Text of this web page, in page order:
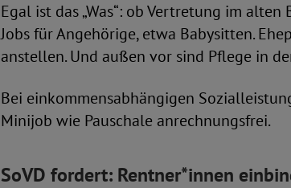
Egal ist das „Was“: ob Vertretung im
Jobs für Angehörige, etwa Babysitten.
anstellen. Und außen vor sind Pflege in
Bei einkommensabhängigen
Minijob wie Pauschale anrechnungsfrei.
SoVD fordert: Rentner*innen